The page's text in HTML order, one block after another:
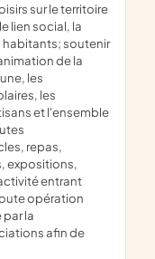
sur le territoire
lien social, la
habitants; soutenir
de la
les
les
et l'ensemble
repas,
expositions,
entrant
opération
la
afin de